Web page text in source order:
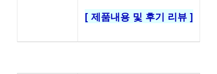
[ 제품내용 및 후기 리뷰 ]